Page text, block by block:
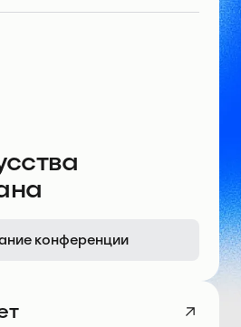
конференции